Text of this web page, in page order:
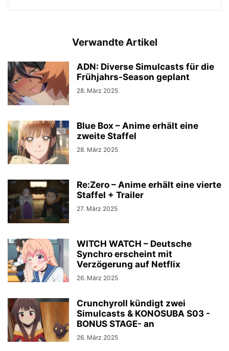
Verwandte Artikel
ADN: Diverse Simulcasts für die
Frühjahrs-Season geplant
28. März 2025
Blue Box – Anime erhält eine
zweite Staffel
28. März 2025
Re:Zero – Anime erhält eine vierte
Staffel + Trailer
27. März 2025
WITCH WATCH – Deutsche
Synchro erscheint mit
Verzögerung auf Netflix
26. März 2025
Crunchyroll kündigt zwei
Simulcasts & KONOSUBA S03 -
BONUS STAGE- an
26. März 2025